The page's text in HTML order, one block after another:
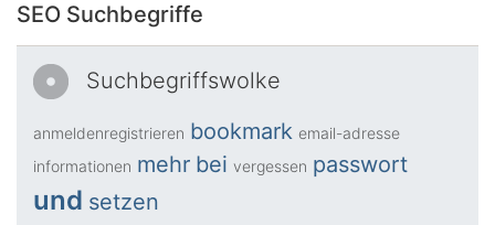
SEO Suchbegriffe
Suchbegriffswolke
anmeldenregistrieren bookmark email-adresse
informationen mehr bei vergessen passwort
und setzen